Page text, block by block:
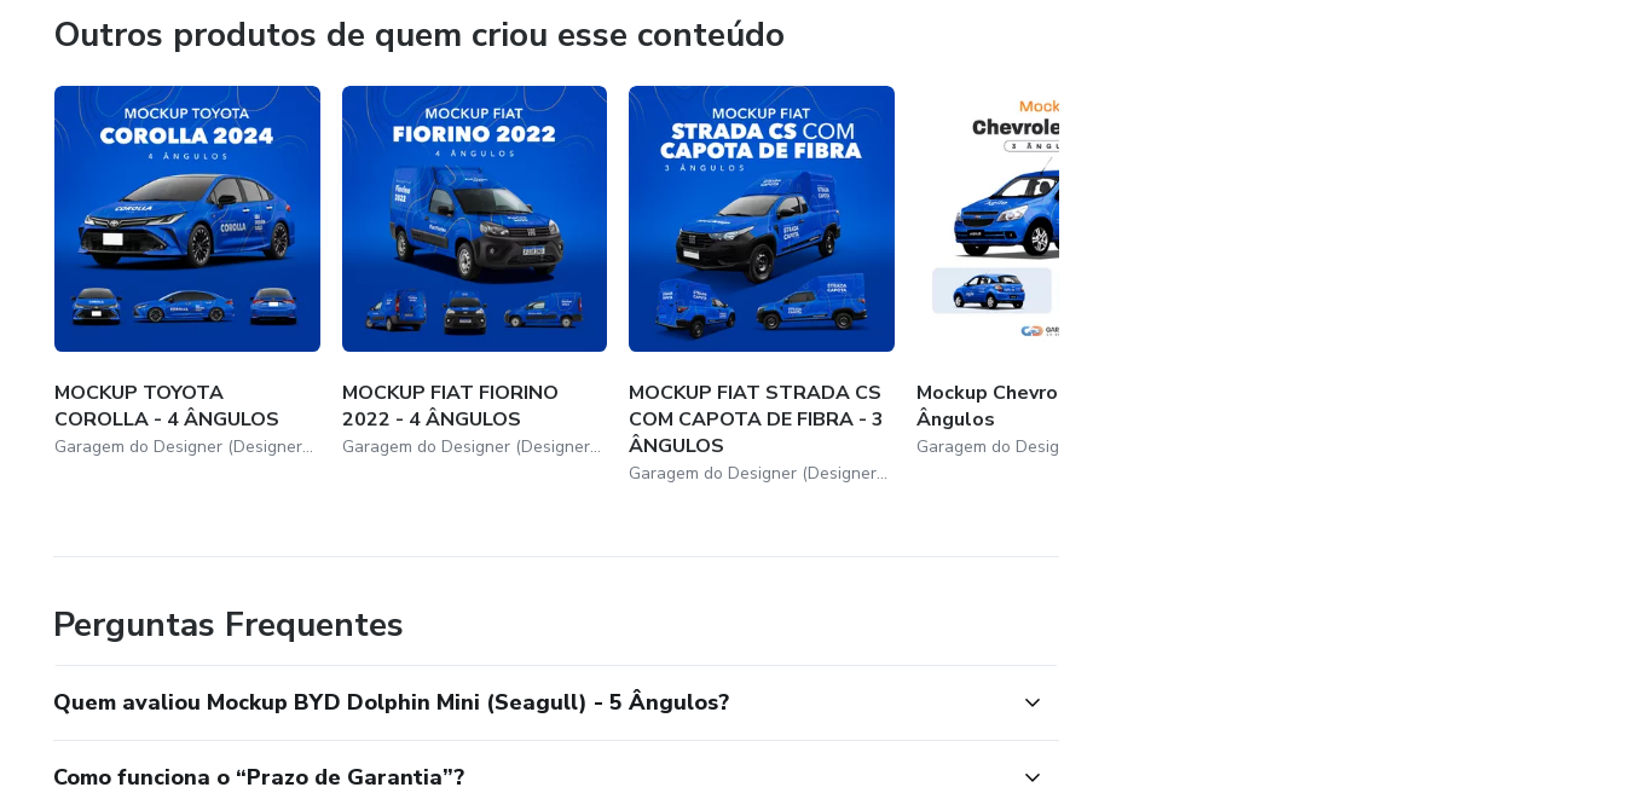
✔ Versatilidade: Perfeito para campanhas publicitárias, branding, portfólios e muito mais.
ideais para transformar suas criações em projetos de alto impacto.
Siga-nos e acompanhe nossas novidades! 🚀
www.garagemdodesigner.com.br
Outros produtos de quem criou esse conteúdo
MOCKUP TOYOTA
COROLLA - 4 ÂNGULOS
Garagem do Designer (DesignerBastos)
MOCKUP FIAT FIORINO
2022 - 4 ÂNGULOS
Garagem do Designer (DesignerBastos)
MOCKUP FIAT STRADA CS
COM CAPOTA DE FIBRA - 3
ÂNGULOS
Garagem do Designer (DesignerBastos)
Mockup Chevrolet Agile - 3
Ângulos
Perguntas Frequentes
Quem avaliou Mockup BYD Dolphin Mini (Seagull) - 5 Ângulos?
Como funciona o “Prazo de Garantia”?